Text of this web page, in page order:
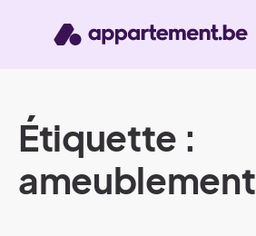
Étiquette :
ameublement